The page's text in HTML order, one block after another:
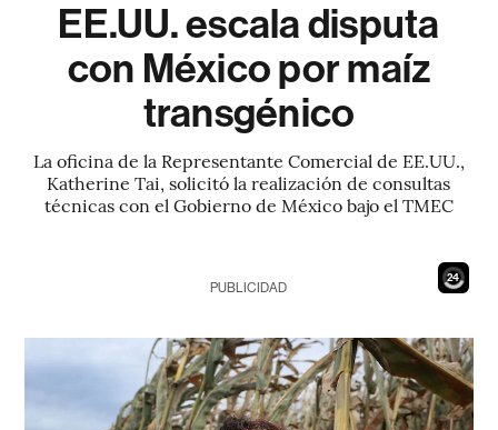
EE.UU. escala disputa
con México por maíz
transgénico
La oficina de la Representante Comercial de EE.UU.,
Katherine Tai, solicitó la realización de consultas
técnicas con el Gobierno de México bajo el TMEC
22
PUBLICIDAD